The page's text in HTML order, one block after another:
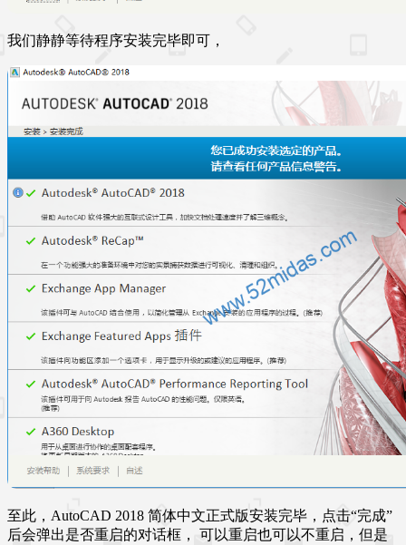
我们静静等待程序安装完毕即可，
至此，AutoCAD 2018 简体中文正式版安装完毕，点击“完成”
后会弹出是否重启的对话框， 可以重启也可以不重启，但是